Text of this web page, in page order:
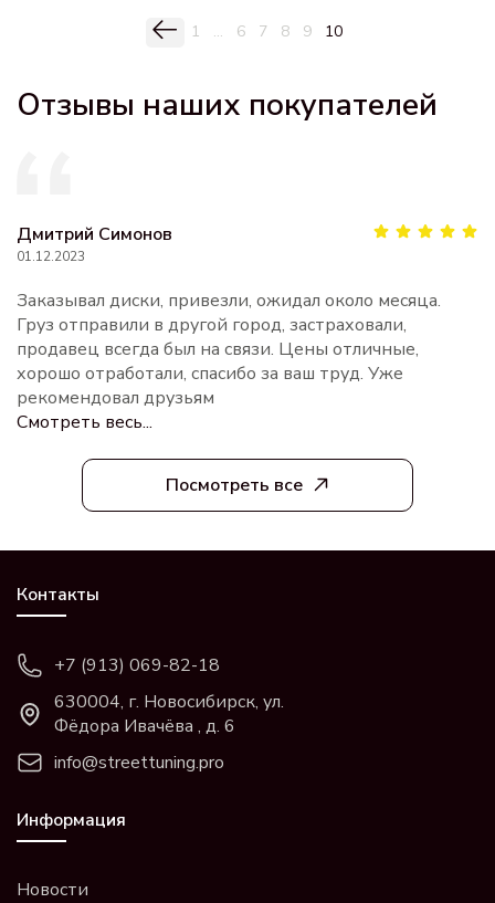
1 ... 6 7 8 9 10
Отзывы наших покупателей
Посмотреть все
Дмитрий Симонов
01.12.2023
Заказывал диски, привезли, ожидал около месяца.
Груз отправили в другой город, застраховали,
продавец всегда был на связи. Цены отличные,
хорошо отработали, спасибо за ваш труд. Уже
рекомендовал друзьям
Смотреть весь...
Контакты
+7 (913) 069-82-18
630004, г. Новосибирск, ул.
Фёдора Ивачёва , д. 6
info@streettuning.pro
Информация
Новости